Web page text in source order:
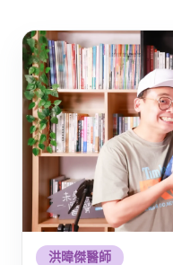
洪暐傑醫師